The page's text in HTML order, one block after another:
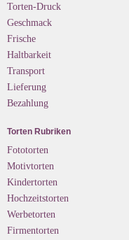
Torten-Druck
Geschmack
Frische
Haltbarkeit
Transport
Lieferung
Bezahlung
Torten Rubriken
Fototorten
Motivtorten
Kindertorten
Hochzeitstorten
Werbetorten
Firmentorten